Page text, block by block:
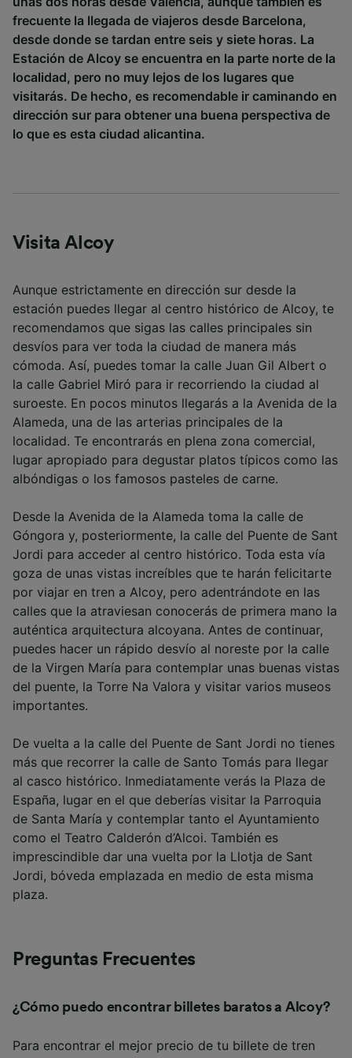
frecuente la llegada de viajeros desde Barcelona,
desde donde se tardan entre seis y siete horas. La
Estación de Alcoy se encuentra en la parte norte de la
localidad, pero no muy lejos de los lugares que
visitarás. De hecho, es recomendable ir caminando en
dirección sur para obtener una buena perspectiva de
lo que es esta ciudad alicantina.
Visita Alcoy
Aunque estrictamente en dirección sur desde la
estación puedes llegar al centro histórico de Alcoy, te
recomendamos que sigas las calles principales sin
desvíos para ver toda la ciudad de manera más
cómoda. Así, puedes tomar la calle Juan Gil Albert o
la calle Gabriel Miró para ir recorriendo la ciudad al
suroeste. En pocos minutos llegarás a la Avenida de la
Alameda, una de las arterias principales de la
localidad. Te encontrarás en plena zona comercial,
lugar apropiado para degustar platos típicos como las
albóndigas o los famosos pasteles de carne.
Desde la Avenida de la Alameda toma la calle de
Góngora y, posteriormente, la calle del Puente de Sant
Jordi para acceder al centro histórico. Toda esta vía
goza de unas vistas increíbles que te harán felicitarte
por viajar en tren a Alcoy, pero adentrándote en las
calles que la atraviesan conocerás de primera mano la
auténtica arquitectura alcoyana. Antes de continuar,
puedes hacer un rápido desvío al noreste por la calle
de la Virgen María para contemplar unas buenas vistas
del puente, la Torre Na Valora y visitar varios museos
importantes.
De vuelta a la calle del Puente de Sant Jordi no tienes
más que recorrer la calle de Santo Tomás para llegar
al casco histórico. Inmediatamente verás la Plaza de
España, lugar en el que deberías visitar la Parroquia
de Santa María y contemplar tanto el Ayuntamiento
como el Teatro Calderón d’Alcoi. También es
imprescindible dar una vuelta por la Llotja de Sant
Jordi, bóveda emplazada en medio de esta misma
plaza.
Preguntas Frecuentes
¿Cómo puedo encontrar billetes baratos a Alcoy?
Para encontrar el mejor precio de tu billete de tren
publicidad y contenido, investigación de
audiencia y desarrollo de servicios.
Lista de asociados (proveedores)